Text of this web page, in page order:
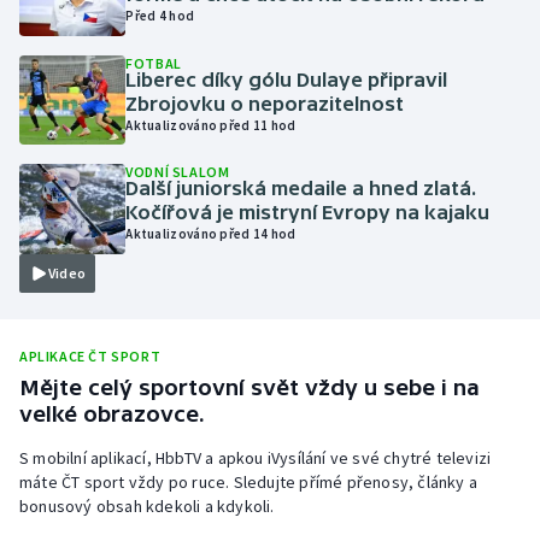
Moderní pětiboj
Motorsport
Olympijské hry
Parasport
Plavání
Ragby
Rychlobruslení
Rychlostní kanoistika
Před 4 hod
FOTBAL
Liberec díky gólu Dulaye připravil
Zbrojovku o neporazitelnost
Aktualizováno před 11 hod
Video
VODNÍ SLALOM
Další juniorská medaile a hned zlatá.
Kočířová je mistryní Evropy na kajaku
Aktualizováno před 14 hod
APLIKACE ČT SPORT
Mějte celý sportovní svět vždy u sebe i na
velké obrazovce.
S mobilní aplikací, HbbTV a apkou iVysílání ve své chytré televizi
máte ČT sport vždy po ruce. Sledujte přímé přenosy, články a
bonusový obsah kdekoli a kdykoli.